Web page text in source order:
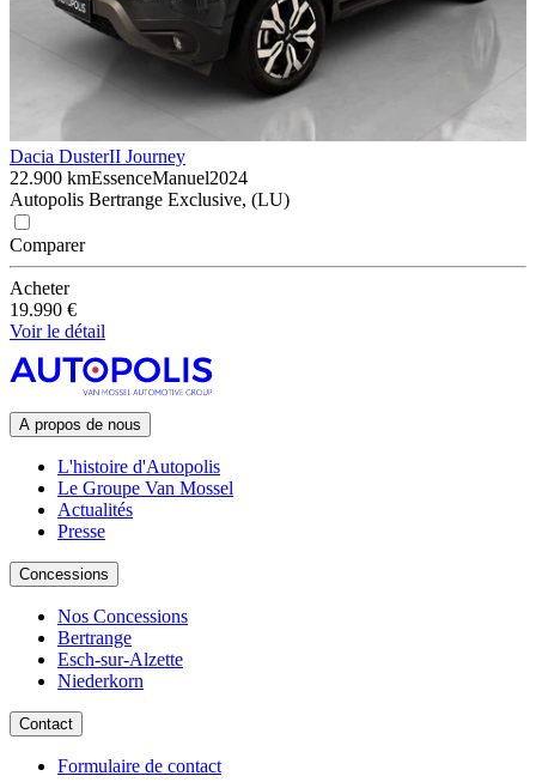
Dacia DusterII Journey
22.900 kmEssenceManuel2024
Autopolis Bertrange Exclusive, (LU)
Comparer
Acheter
19.990 €
Voir le détail
A propos de nous
L'histoire d'Autopolis
Le Groupe Van Mossel
Actualités
Presse
Concessions
Nos Concessions
Bertrange
Esch-sur-Alzette
Niederkorn
Contact
Formulaire de contact